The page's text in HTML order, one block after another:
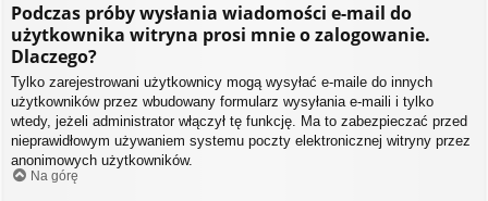
Podczas próby wysłania wiadomości e-mail do
użytkownika witryna prosi mnie o zalogowanie.
Dlaczego?
Tylko zarejestrowani użytkownicy mogą wysyłać e-maile do innych
użytkowników przez wbudowany formularz wysyłania e-maili i tylko
wtedy, jeżeli administrator włączył tę funkcję. Ma to zabezpieczać przed
nieprawidłowym używaniem systemu poczty elektronicznej witryny przez
anonimowych użytkowników.
Na górę